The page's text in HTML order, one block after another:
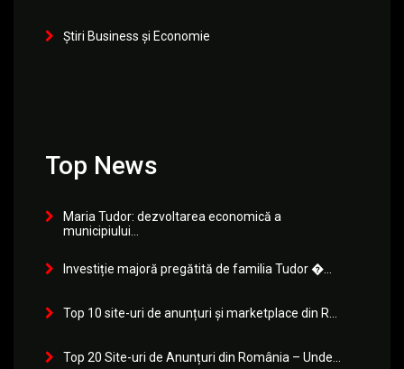
Știri Business și Economie
Top News
Maria Tudor: dezvoltarea economică a
municipiului...
Investiție majoră pregătită de familia Tudor �...
Top 10 site-uri de anunțuri și marketplace din R...
Top 20 Site-uri de Anunțuri din România – Unde...